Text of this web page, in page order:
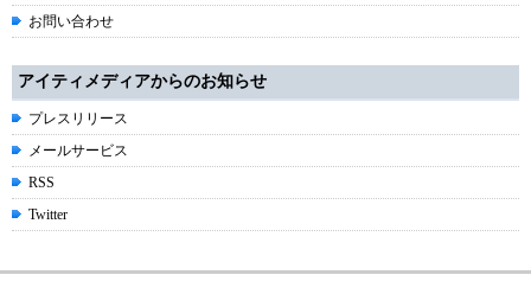
お問い合わせ
アイティメディアからのお知らせ
プレスリリース
メールサービス
RSS
Twitter